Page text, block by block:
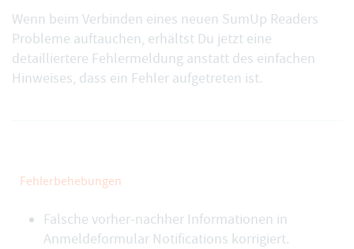
Wenn beim Verbinden eines neuen SumUp Readers
Probleme auftauchen, erhältst Du jetzt eine
detailliertere Fehlermeldung anstatt des einfachen
Hinweises, dass ein Fehler aufgetreten ist.
Fehlerbehebungen
Falsche vorher-nachher Informationen in
Anmeldeformular Notifications korrigiert.